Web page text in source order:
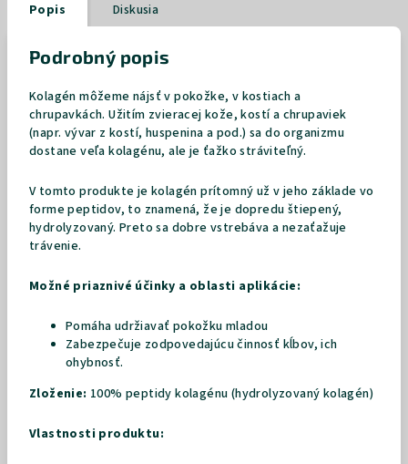
Popis Diskusia
Podrobný popis
Kolagén môžeme nájsť v pokožke, v kostiach a
chrupavkách. Užitím zvieracej kože, kostí a chrupaviek
(napr. vývar z kostí, huspenina a pod.) sa do organizmu
dostane veľa kolagénu, ale je ťažko stráviteľný.
V tomto produkte je kolagén prítomný už v jeho základe vo
forme peptidov, to znamená, že je dopredu štiepený,
hydrolyzovaný. Pretosa dobre vstrebáva a nezaťažuje
trávenie.
Možné priaznivé účinky a oblasti aplikácie:
Pomáha udržiavať pokožku mladou
Zabezpečuje zodpovedajúcu činnosť kĺbov, ich
ohybnosť.
Zloženie: 100% peptidy kolagénu (hydrolyzovaný kolagén)
Vlastnosti produktu: